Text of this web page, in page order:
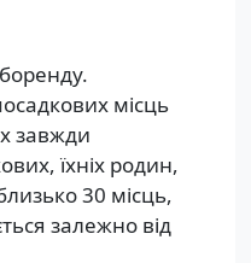
місць
завжди
їхніх родин,
30 місць,
залежно від